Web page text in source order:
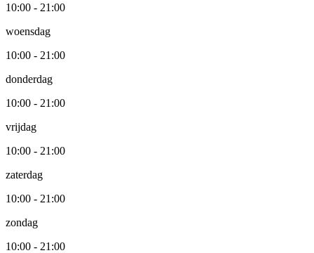
10:00 - 21:00
woensdag
10:00 - 21:00
donderdag
10:00 - 21:00
vrijdag
10:00 - 21:00
zaterdag
10:00 - 21:00
zondag
10:00 - 21:00